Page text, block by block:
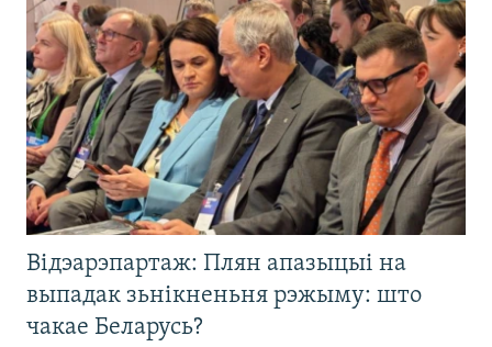
Відэарэпартаж: Плян апазыцыі на
выпадак зьнікненьня рэжыму: што
чакае Беларусь?